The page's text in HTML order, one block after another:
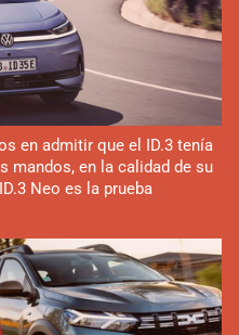
en admitir que el ID.3 tenía
mandos, en la calidad de su
Neo es la prueba